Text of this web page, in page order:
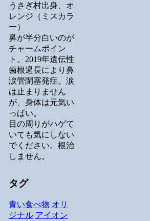
うさぎ村出身、オ
レンジ（ミスカラ
ー）
鼻が半分白いのが
チャームポイン
ト。2019年遺伝性
歯根過長により鼻
涙管閉塞発症。涙
は止まりません
が、身体は元気い
っぱい。
目の周りがハゲて
いても気にしない
でください。根治
しません。
タグ
青い食べ物 オリ
ジナル アイオン